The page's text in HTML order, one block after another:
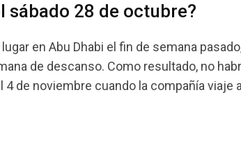
sábado 28 de octubre?
en Abu Dhabi el fin de semana
de descanso. Como resultado, no
de noviembre cuando la compañía viaje